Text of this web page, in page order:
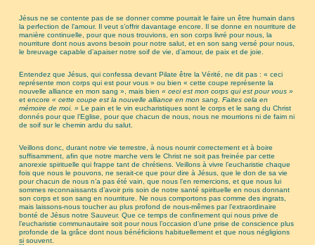
Jésus ne se contente pas de se donner comme pourrait le faire un être humain dans
la perfection de l’amour. Il veut s’offrir davantage encore. Il se donne en nourriture de
manière continuelle, pour que nous trouvions, en son corps livré pour nous, la
nourriture dont nous avons besoin pour notre salut, et en son sang versé pour nous,
le breuvage capable d’apaiser notre soif de vie, d’amour, de paix et de joie.
Entendez que Jésus, qui confessa devant Pilate être la Vérité, ne dit pas : « ceci
représente mon corps qui est pour vous » ou bien « cette coupe représente la
nouvelle alliance en mon sang », mais bien « ceci est mon corps qui est pour vous »
et encore « cette coupe est la nouvelle alliance en mon sang. Faites cela en
mémoire de moi. » Le pain et le vin eucharistiques sont le corps et le sang du Christ
donnés pour que l’Eglise, pour que chacun de nous, nous ne mourrions ni de faim ni
de soif sur le chemin ardu du salut.
Veillons donc, durant notre vie terrestre, à nous nourrir correctement et à boire
suffisamment, afin que notre marche vers le Christ ne soit pas freinée par cette
anorexie spirituelle qui frappe tant de chrétiens. Veillons à vivre l’eucharistie chaque
fois que nous le pouvons, ne serait-ce que pour dire à Jésus, que le don de sa vie
pour chacun de nous n’a pas été vain, que nous l’en remercions, et que nous lui
sommes reconnaissants d’avoir pris soin de notre santé spirituelle en nous donnant
son corps et son sang en nourriture. Ne nous comportons pas comme des ingrats,
mais laissons-nous toucher au plus profond de nous-mêmes par l’extraordinaire
bonté de Jésus notre Sauveur. Que ce temps de confinement qui nous prive de
l’eucharistie communautaire soit pour nous l’occasion d’une prise de conscience plus
profonde de la grâce dont nous bénéficiions habituellement et que nous négligions
sisouvent.